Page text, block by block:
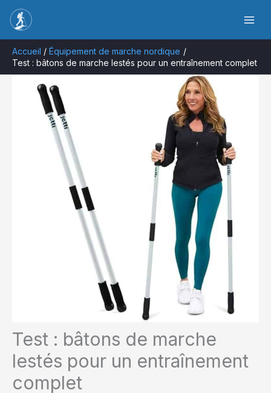
contenu
Accueil
Équipement de marche nordique
Test : bâtons de marche lestés pour un entraînement complet
Test : bâtons de marche
lestés pour un entraînement
complet
Rechercher